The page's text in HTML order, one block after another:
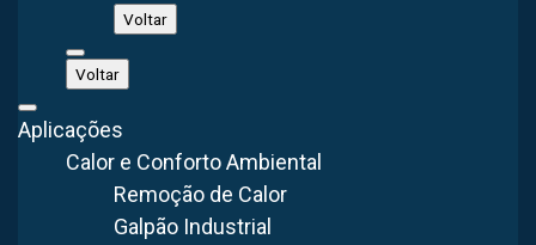
Voltar
Voltar
Aplicações
Calor e Conforto Ambiental
Remoção de Calor
Galpão Industrial
Movimentação de grandes volumes de ar
forçada em galpões e áreas produtivas
Redução da temperatura
colaboradores e proteção de equipamentos
Renovação do ar— insuflamento de ar externo filtrado
para melhorar a qualidade do ambiente